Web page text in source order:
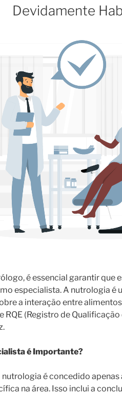
Devidamente
é essencial garantir que
especialista. A nutrologia é
a interação entre
RQE (Registro de
é Importante?
é concedido
na área. Isso inclui a